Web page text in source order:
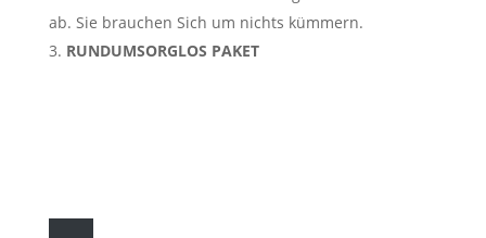
ab. Sie brauchen Sich um nichts kümmern.
RUNDUMSORGLOS PAKET